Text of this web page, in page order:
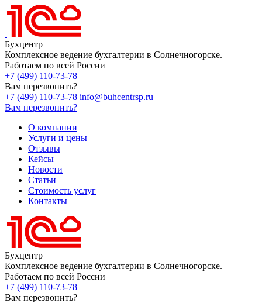
Бухцентр
Комплексное ведение бухгалтерии в Солнечногорске.
Работаем по всей России
+7 (499) 110-73-78
Вам перезвонить?
+7 (499) 110-73-78 info@buhcentrsp.ru
Вам перезвонить?
О компании
Услуги и цены
Отзывы
Кейсы
Новости
Статьи
Стоимость услуг
Контакты
Бухцентр
Комплексное ведение бухгалтерии в Солнечногорске.
Работаем по всей России
+7 (499) 110-73-78
Вам перезвонить?